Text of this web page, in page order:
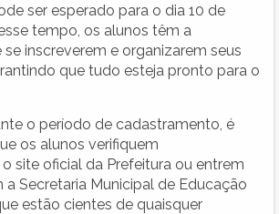
ser esperado para o dia 10 de
tempo, os alunos têm a
inscreverem e organizarem seus
que tudo esteja pronto para o
o período de cadastramento, é
os alunos verifiquem
site oficial da Prefeitura ou entrem
Secretaria Municipal de Educação
estão cientes de quaisquer